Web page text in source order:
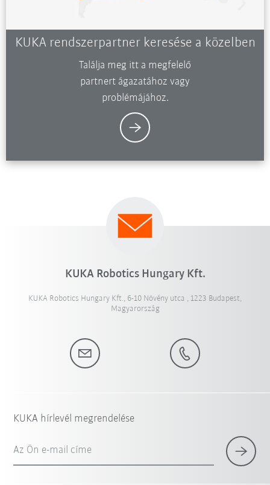
KUKA rendszerpartner keresése a közelben
Találja meg itt a megfelelő
partnert ágazatához vagy
problémájához.
KUKA Robotics Hungary Kft.
KUKA Robotics Hungary Kft., 6-10 Növény utca , 1223 Budapest,
Magyarország
KUKA hírlevél megrendelése
Az Ön e-mail címe